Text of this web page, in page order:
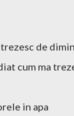
de
cum ma
in apa